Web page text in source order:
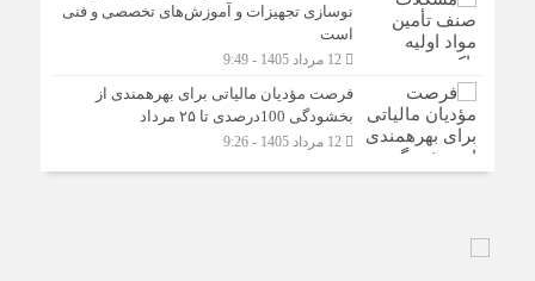
نوسازی تجهیزات و آموزش‌های تخصصی و فنی
است
12 مرداد 1405 - 9:49
فرصت مؤدیان مالیاتی برای بهره‎مندی از
بخشودگی 100درصدی تا ۲۵ مرداد
12 مرداد 1405 - 9:26